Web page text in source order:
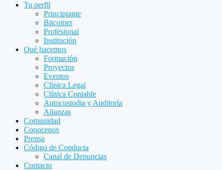
Tu perfil
Principiante
Bitcoiner
Profesional
Institución
Qué hacemos
Formación
Proyectos
Eventos
Clínica Legal
Clínica Contable
Autocustodia y Auditoría
Alianzas
Comunidad
Conocenos
Prensa
Código de Conducta
Canal de Denuncias
Contacto